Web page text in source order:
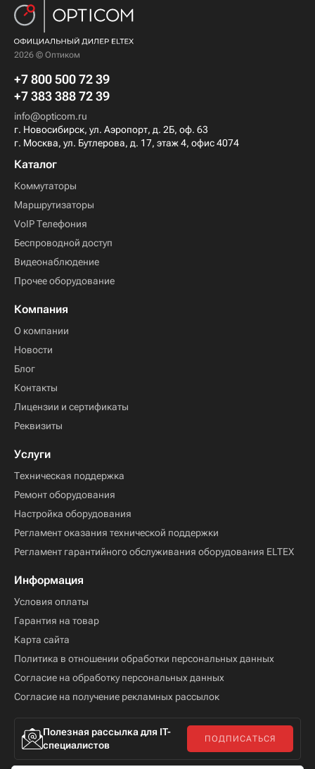
2026 © Оптиком
+7 800 500 72 39
+7 383 388 72 39
info@opticom.ru
г. Новосибирск, ул. Аэропорт, д. 2Б, оф. 63
г. Москва, ул. Бутлерова, д. 17, этаж 4, офис 4074
Каталог
Коммутаторы
Маршрутизаторы
VoIP Телефония
Беспроводной доступ
Видеонаблюдение
Прочее оборудование
Компания
О компании
Новости
Блог
Контакты
Лицензии и сертификаты
Реквизиты
Услуги
Техническая поддержка
Ремонт оборудования
Настройка оборудования
Регламент оказания технической поддержки
Регламент гарантийного обслуживания оборудования ELTEX
Информация
Условия оплаты
Гарантия на товар
Карта сайта
Политика в отношении обработки персональных данных
Согласие на обработку персональных данных
Согласие на получение рекламных рассылок
Полезная рассылка для IT-
специалистов
ПОДПИСАТЬСЯ